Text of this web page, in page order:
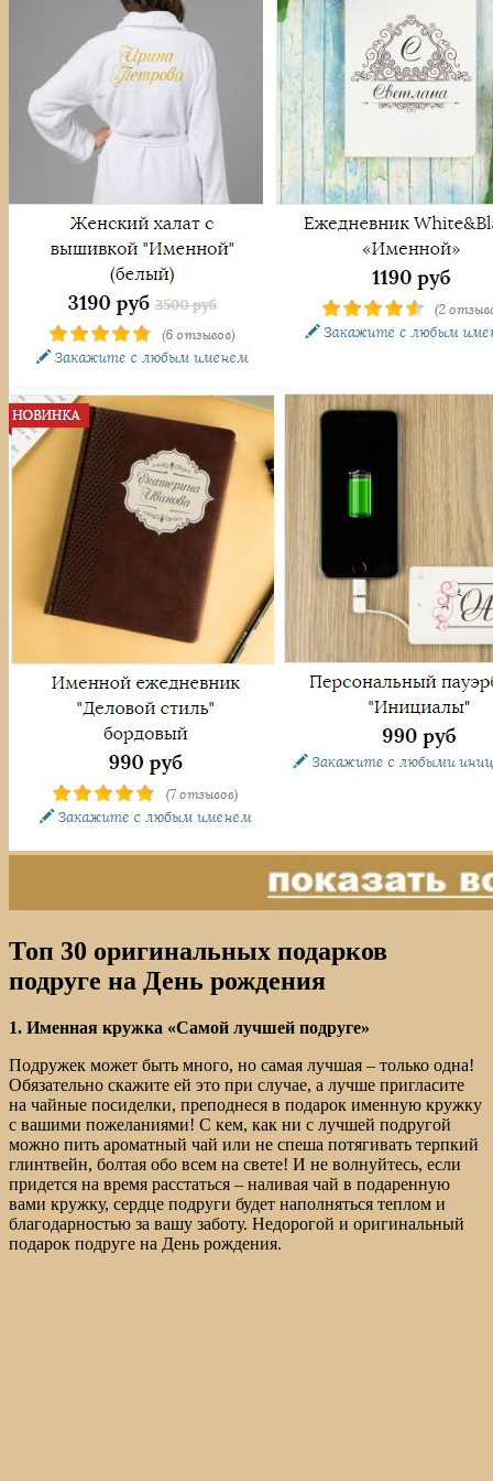
Топ 30 оригинальных подарков
подруге на День рождения
1. Именная кружка «Самой лучшей подруге»
Подружек может быть много, но самая лучшая – только одна!
Обязательно скажите ей это при случае, а лучше пригласите
на чайные посиделки, преподнеся в подарок именную кружку
с вашими пожеланиями! С кем, как ни с лучшей подругой
можно пить ароматный чай или не спеша потягивать терпкий
глинтвейн, болтая обо всем на свете! И не волнуйтесь, если
придется на время расстаться – наливая чай в подаренную
вами кружку, сердце подруги будет наполняться теплом и
благодарностью за вашу заботу. Недорогой и оригинальный
подарок подруге на День рождения.